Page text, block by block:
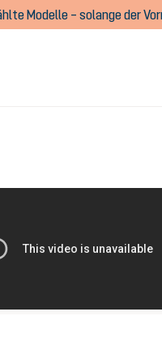
Modelle – solange der